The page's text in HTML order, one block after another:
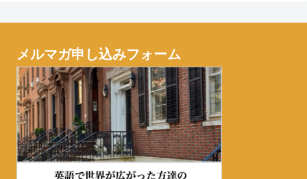
メルマガ申し込みフォーム